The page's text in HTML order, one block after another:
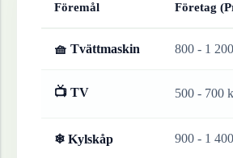
Föremål Företag
🧺 Tvättmaskin 800 - 1
📺 TV 500 - 700
❄ Kylskåp 900 - 1